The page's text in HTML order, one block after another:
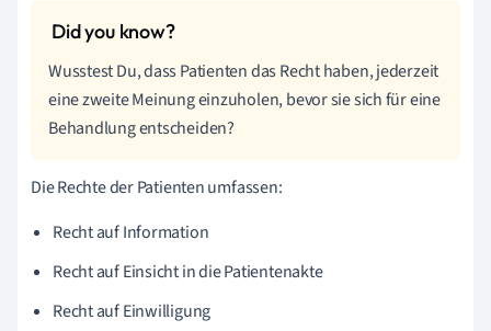
Wusstest Du, dass Patienten das Recht haben, jederzeit
eine zweite Meinung einzuholen, bevor sie sich für eine
Behandlung entscheiden?
Die Rechte der Patienten umfassen:
Recht auf Information
Recht auf Einsicht in die Patientenakte
Recht auf Einwilligung